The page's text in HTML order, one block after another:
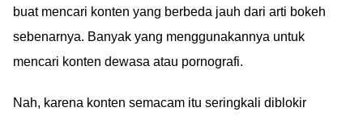
buat mencari konten yang berbeda jauh dari arti bokeh
sebenarnya. Banyak yang menggunakannya untuk
mencari konten dewasa atau pornografi.
Nah, karena konten semacam itu seringkali diblokir